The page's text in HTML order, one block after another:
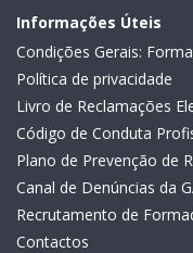
Informações Úteis
Condições Gerais:
Política de privacidade
Livro de Reclamações
Código de Conduta
Plano de Prevenção de
Canal de Denúncias da
Recrutamento de
Contactos